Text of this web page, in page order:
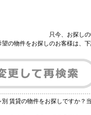
只今、お探し
望の物件をお探しのお客様は、
別 賃貸の物件をお探しですか？